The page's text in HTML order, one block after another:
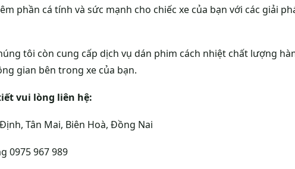
phần cá tính và sức mạnh cho chiếc xe của bạn với các giải
tôi còn cung cấp dịch vụ dán phim cách nhiệt chất lượng
gian bên trong xe của bạn.
vui lòng liên hệ:
Tân Mai, Biên Hoà, Đồng Nai
0975 967 989